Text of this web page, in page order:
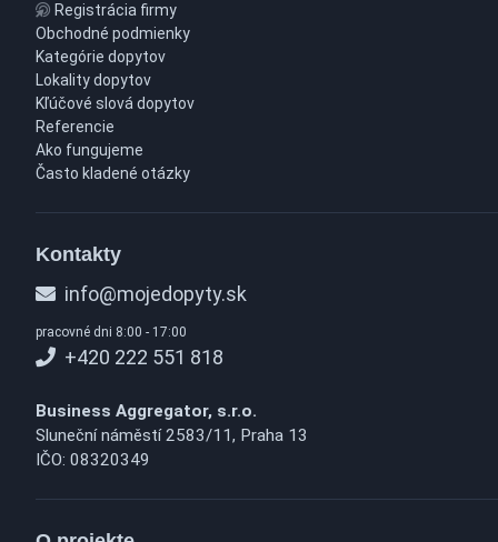
Registrácia firmy
Obchodné podmienky
Kategórie dopytov
Lokality dopytov
Kľúčové slová dopytov
Referencie
Ako fungujeme
Často kladené otázky
Kontakty
info@mojedopyty.sk
pracovné dni 8:00 - 17:00
+420 222 551 818
Business Aggregator, s.r.o.
Sluneční náměstí 2583/11, Praha 13
IČO: 08320349